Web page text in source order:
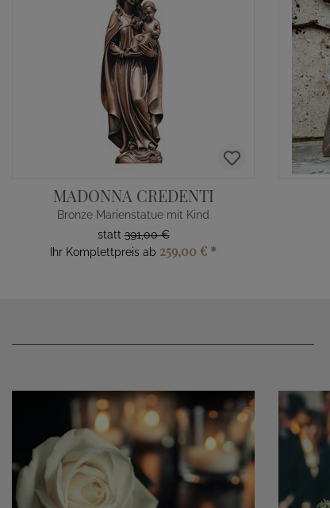
MADONNA CREDENTI
Bronze Marienstatue mit Kind
statt391,00 €
Ihr Komplettpreis ab 259,00 € *